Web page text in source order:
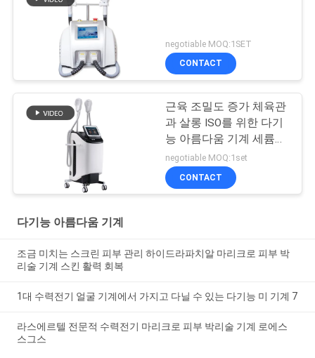
negotiable MOQ:1SET
CONTACT
근육 조밀도 증가 체육관
과 살롱 ISO를 위한 다기
능 아름다움 기계 세륨
FDA
negotiable MOQ:1set
CONTACT
다기능 아름다움 기계
조금 미치는 스크린 피부 관리 하이드라파치알 마리크로 피부 박
리술 기계 스킨 활력 회복
1대 수력전기 얼굴 기계에서 가지고 다닐 수 있는 다기능 미 기계 7
라스에르텔 전문적 수력전기 마리크로 피부 박리술 기계 로에스
스그스